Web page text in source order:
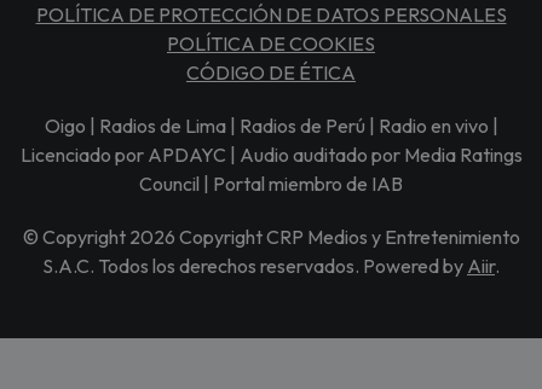
POLÍTICA DE PROTECCIÓN DE DATOS PERSONALES
POLÍTICA DE COOKIES
CÓDIGO DE ÉTICA
Oigo | Radios de Lima | Radios de Perú | Radio en vivo |
Licenciado por APDAYC | Audio auditado por Media Ratings
Council | Portal miembro de IAB
© Copyright 2026 Copyright CRP Medios y Entretenimiento
S.A.C. Todos los derechos reservados. Powered by Aiir.